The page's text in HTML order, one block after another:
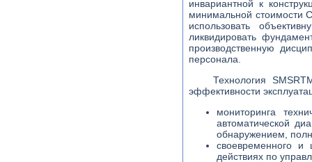
инвариантной к
минимальной стоимости
использовать
ликвидировать
производственную
персонала.
Технология
эффективности
мониторинга
автоматической
обнаружением,
своевременного и
действиях по